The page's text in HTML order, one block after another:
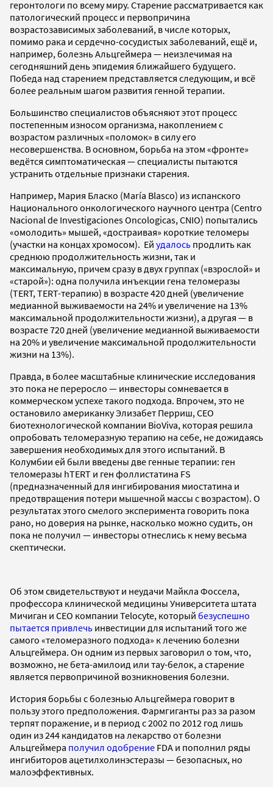
геронтологи по всему миру. Старение рассматривается как
патологический процесс и первопричина
возрастозависимых заболеваний, в числе которых,
помимо рака и сердечно-сосудистых заболеваний, ещё и,
например, болезнь Альцгеймера — неизлечимая на
сегодняшний день эпидемия ближайшего будущего.
Победа над старением представляется следующим, и всё
более реальным шагом развития генной терапии.
Большинство специалистов объясняют этот процесс
постепенным износом организма, накоплением с
возрастом различных «поломок» в силу его
несовершенства. В основном, борьба на этом «фронте»
ведётся симптоматическая — специалисты пытаются
устранить отдельные признаки старения.
Например, Мария Бласко (María Blasco) из испанского
Национального онкологического научного центра (Centro
Nacional de Investigaciones Oncologicas, CNIO) попытались
«омолодить» мышей, «достраивая» короткие теломеры
(участки на концах хромосом). Ей удалось продлить как
среднюю продолжительность жизни, так и
максимальную, причем сразу в двух группах («взрослой» и
«старой»): одна получила инъекции гена теломеразы
(TERT, TERT-терапию) в возрасте 420 дней (увеличение
медианной выживаемости на 24% и увеличение на 13%
максимальной продолжительности жизни), а другая — в
возрасте 720 дней (увеличение медианной выживаемости
на 20% и увеличение максимальной продолжительности
жизни на 13%).
Правда, в более масштабные клинические исследования
это пока не переросло — инвесторы сомневается в
коммерческом успехе такого подхода. Впрочем, это не
остановило американку Элизабет Перриш, CEO
биотехнологической компании BioViva, которая решила
опробовать теломеразную терапию на себе, не дожидаясь
завершения необходимых для этого испытаний. В
Колумбии ей были введены две генные терапии: ген
теломеразы hTERT и ген фоллистатина FS
(предназначенный для ингибирования миостатина и
предотвращения потери мышечной массы с возрастом). О
результатах этого смелого эксперимента говорить пока
рано, но доверия на рынке, насколько можно судить, он
пока не получил — инвесторы отнеслись к нему весьма
скептически.
Об этом свидетельствуют и неудачи Майкла Фоссела,
профессора клинической медицины Университета штата
Мичиган и СЕО компании Telocyte, который безуспешно
пытается привлечь инвестиции для испытаний того же
самого «теломеразного подхода» к лечению болезни
Альцгеймера. Он одним из первых заговорил о том, что,
возможно, не бета-амилоид или тау-белок, а старение
является первопричиной возникновения болезни.
История борьбы с болезнью Альцгеймера говорит в
пользу этого предположения. Фармгиганты раз за разом
терпят поражение, и в период с 2002 по 2012 год лишь
один из 244 кандидатов на лекарство от болезни
Альцгеймера получил одобрение FDA и пополнил ряды
ингибиторов ацетилхолинэстеразы — безопасных, но
малоэффективных.